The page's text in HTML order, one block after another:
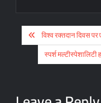
Post
navigation
विश्व रक्तदान दिवस
स्पर्श मल्टीस्पेशालिटी